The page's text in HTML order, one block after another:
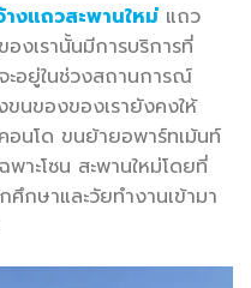
างแถวสะพานใหม่ แถว
งเรานั้นมีการบริการที่
อยู่ในช่วงสถานการณ์
นของของเรายังคงให้
นโด ขนย้ายอพาร์ทเม้นท์
าะโซน สะพานใหม่โดยที่
กษาและวัยทำงานเข้ามา